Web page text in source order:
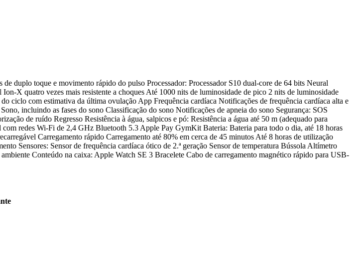
duplo toque e movimento rápido do pulso Processador: Processador S10 dual-core de 64 bits Neural
X quatro vezes mais resistente a choques Até 1000 nits de luminosidade de pico 2 nits de luminosidade
com estimativa da última ovulação App Frequência cardíaca Notificações de frequência cardíaca alta e
incluindo as fases do sono Classificação do sono Notificações de apneia do sono Segurança: SOS
de ruído Regresso Resistência à água, salpicos e pó: Resistência a água até 50 m (adequado para
redes Wi-Fi de 2,4 GHz Bluetooth 5.3 Apple Pay GymKit Bateria: Bateria para todo o dia, até 18 horas
Carregamento rápido Carregamento até 80% em cerca de 45 minutos Até 8 horas de utilização
Sensores: Sensor de frequência cardíaca ótico de 2.ª geração Sensor de temperatura Bússola Altímetro
Conteúdo na caixa: Apple Watch SE 3 Bracelete Cabo de carregamento magnético rápido para USB-